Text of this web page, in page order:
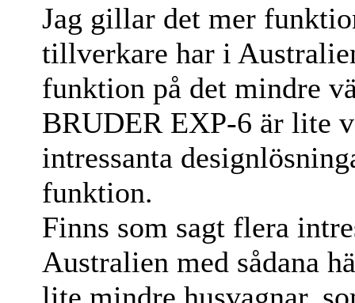
Jag gillar det mer
tillverkare har i
funktion på det mindre
BRUDER EXP-6 är lite
intressanta
funktion.
Finns som sagt flera
Australien med sådana
lite mindre husvagnar,